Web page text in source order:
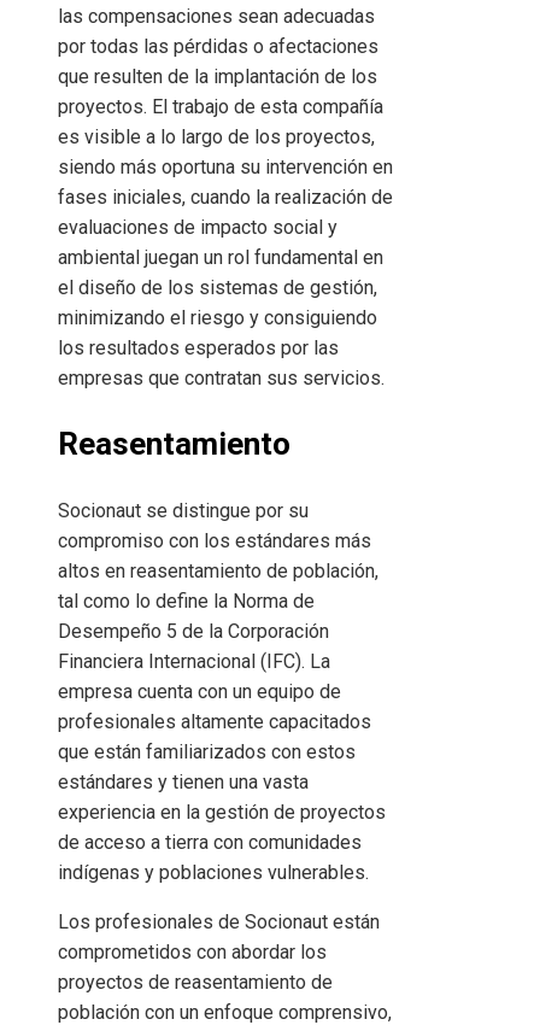
las compensaciones sean adecuadas
por todas las pérdidas o afectaciones
que resulten de la implantación de los
proyectos. El trabajo de esta compañía
es visible a lo largo de los proyectos,
siendo más oportuna su intervención en
fases iniciales, cuando la realización de
evaluaciones de impacto social y
ambiental juegan un rol fundamental en
el diseño de los sistemas de gestión,
minimizando el riesgo y consiguiendo
los resultados esperados por las
empresas que contratan sus servicios.
Reasentamiento
Socionaut se distingue por su
compromiso con los estándares más
altos en reasentamiento de población,
tal como lo define la Norma de
Desempeño 5 de la Corporación
Financiera Internacional (IFC). La
empresa cuenta con un equipo de
profesionales altamente capacitados
que están familiarizados con estos
estándares y tienen una vasta
experiencia en la gestión de proyectos
de acceso a tierra con comunidades
indígenas y poblaciones vulnerables.
Los profesionales de Socionaut están
comprometidos con abordar los
proyectos de reasentamiento de
población con un enfoque comprensivo,